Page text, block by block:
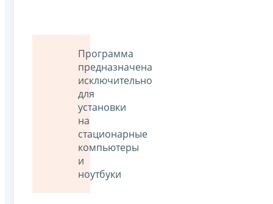
Программа
предназначена
исключительно
для
установки
на
стационарные
компьютеры
и
ноутбуки